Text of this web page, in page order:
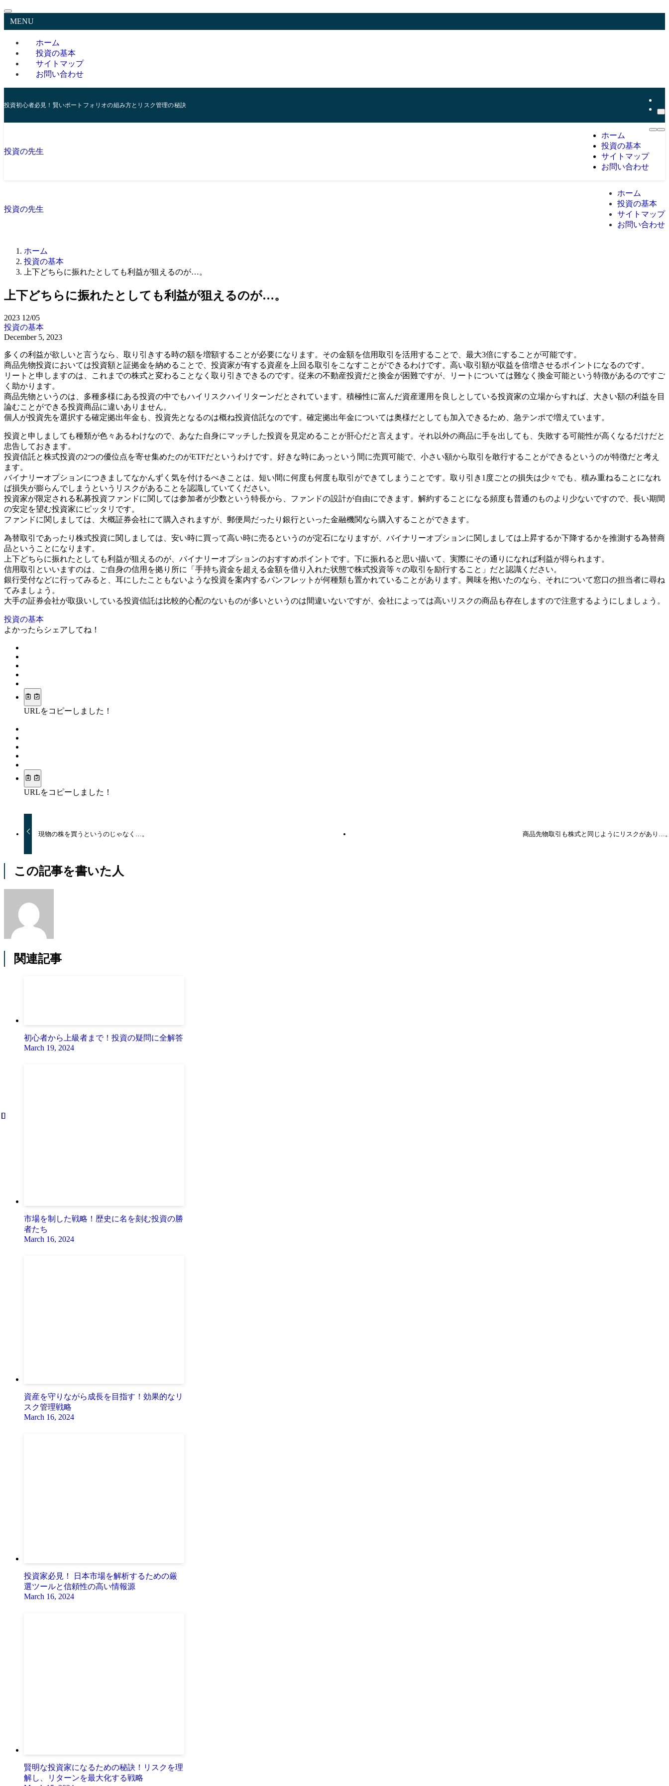
MENU
ホーム
投資の基本
サイトマップ
お問い合わせ
投資初心者必見！賢いポートフォリオの組み方とリスク管理の秘訣
投資の先生
ホーム
投資の基本
サイトマップ
お問い合わせ
投資の先生
ホーム
投資の基本
サイトマップ
お問い合わせ
ホーム
投資の基本
上下どちらに振れたとしても利益が狙えるのが…。
上下どちらに振れたとしても利益が狙えるのが…。
2023 12/05
投資の基本
December 5, 2023
多くの利益が欲しいと言うなら、取り引きする時の額を増額することが必要になります。その金額を信用取引を活用することで、最大3倍にすることが可能です。
商品先物投資においては投資額と証拠金を納めることで、投資家が有する資産を上回る取引をこなすことができるわけです。高い取引額が収益を倍増させるポイントになるのです。
リートと申しますのは、これまでの株式と変わることなく取り引きできるのです。従来の不動産投資だと換金が困難ですが、リートについては難なく換金可能という特徴があるのですご
く助かります。
商品先物というのは、多種多様にある投資の中でもハイリスクハイリターンだとされています。積極性に富んだ資産運用を良しとしている投資家の立場からすれば、大きい額の利益を目
論むことができる投資商品に違いありません。
個人が投資先を選択する確定拠出年金も、投資先となるのは概ね投資信託なのです。確定拠出年金については奥様だとしても加入できるため、急テンポで増えています。
投資と申しましても種類が色々あるわけなので、あなた自身にマッチした投資を見定めることが肝心だと言えます。それ以外の商品に手を出しても、失敗する可能性が高くなるだけだと
忠告しておきます。
投資信託と株式投資の2つの優位点を寄せ集めたのがETFだというわけです。好きな時にあっという間に売買可能で、小さい額から取引を敢行することができるというのが特徴だと考え
ます。
バイナリーオプションにつきましてなかんずく気を付けるべきことは、短い間に何度も何度も取引ができてしまうことです。取り引き1度ごとの損失は少々でも、積み重ねることになれ
ば損失が膨らんでしまうというリスクがあることを認識していてください。
投資家が限定される私募投資ファンドに関しては参加者が少数という特長から、ファンドの設計が自由にできます。解約することになる頻度も普通のものより少ないですので、長い期間
の安定を望む投資家にピッタリです。
ファンドに関しましては、大概証券会社にて購入されますが、郵便局だったり銀行といった金融機関なら購入することができます。
為替取引であったり株式投資に関しましては、安い時に買って高い時に売るというのが定石になりますが、バイナリーオプションに関しましては上昇するか下降するかを推測する為替商
品ということになります。
上下どちらに振れたとしても利益が狙えるのが、バイナリーオプションのおすすめポイントです。下に振れると思い描いて、実際にその通りになれば利益が得られます。
信用取引といいますのは、ご自身の信用を拠り所に「手持ち資金を超える金額を借り入れた状態で株式投資等々の取引を励行すること」だと認識ください。
銀行受付などに行ってみると、耳にしたこともないような投資を案内するパンフレットが何種類も置かれていることがあります。興味を抱いたのなら、それについて窓口の担当者に尋ね
てみましょう。
大手の証券会社が取扱いしている投資信託は比較的心配のないものが多いというのは間違いないですが、会社によっては高いリスクの商品も存在しますので注意するようにしましょう。
投資の基本
よかったらシェアしてね！
URLをコピーしました！
URLをコピーしました！
現物の株を買うというのじゃなく…。 商品先物取引も株式と同じようにリスクがあり…
この記事を書いた人
関連記事
初心者から上級者まで！投資の疑問に全解答
March 19, 2024
市場を制した戦略！歴史に名を刻む投資の勝
者たち
March 16, 2024
資産を守りながら成長を目指す！効果的なリ
スク管理戦略
March 16, 2024
投資家必見！ 日本市場を解析するための厳
選ツールと信頼性の高い情報源
March 16, 2024
賢明な投資家になるための秘訣！リスクを理
解し、リターンを最大化する戦略